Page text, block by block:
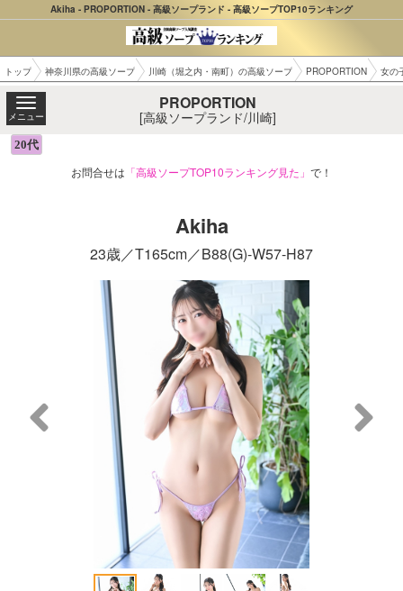
Akiha - PROPORTION - 高級ソープランド - 高級ソープTOP10ランキング
トップ 神奈川県の高級ソープ 川崎（堀之内・南町）の高級ソープ PROPORTION 女の
メニュー
PROPORTION
[高級ソープランド/川崎]
お問合せは 「高級ソープTOP10ランキング見た」 で！
Akiha
23歳／T165cm／B88(G)-W57-H87